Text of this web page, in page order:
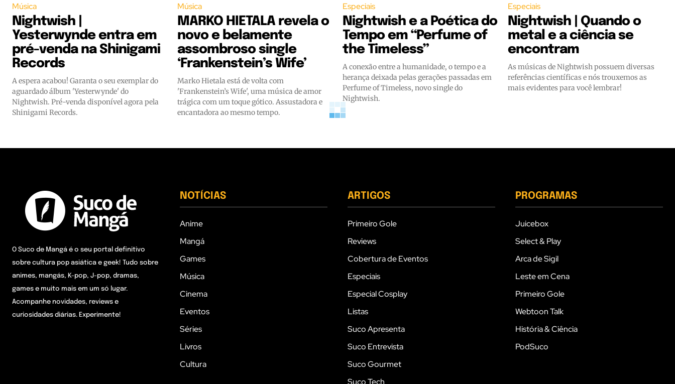
Música
Nightwish |
Yesterwynde entra em
pré-venda na Shinigami
Records
A espera acabou! Garanta o seu exemplar do
aguardado álbum 'Yesterwynde' do
Nightwish. Pré-venda disponível agora pela
Shinigami Records.
Música
MARKO HIETALA revela o
novo e belamente
assombroso single
‘Frankenstein’s Wife’
Marko Hietala está de volta com
'Frankenstein’s Wife', uma música de amor
trágica com um toque gótico. Assustadora e
encantadora ao mesmo tempo.
Especiais
Nightwish e a Poética do
Tempo em “Perfume of
the Timeless”
A conexão entre a humanidade, o tempo e a
herança deixada pelas gerações passadas em
Perfume of Timeless, novo single do
Nightwish.
Especiais
Nightwish | Quando o
metal e a ciência se
encontram
As músicas de Nightwish possuem diversas
referências científicas e nós trouxemos as
mais evidentes para você lembrar!
O Suco de Mangá é o seu portal definitivo
sobre cultura pop asiática e geek! Tudo sobre
animes, mangás, K-pop, J-pop, dramas,
games e muito mais em um só lugar.
Acompanhe novidades, reviews e
curiosidades diárias. Experimente!
NOTÍCIAS
Anime
Mangá
Games
Música
Cinema
Eventos
Séries
Livros
Cultura
ARTIGOS
Primeiro Gole
Reviews
Cobertura de Eventos
Especiais
Especial Cosplay
Listas
Suco Apresenta
Suco Entrevista
Suco Gourmet
Suco Tech
PROGRAMAS
Juicebox
Select & Play
Arca de Sigil
Leste em Cena
Primeiro Gole
Webtoon Talk
História & Ciência
PodSuco